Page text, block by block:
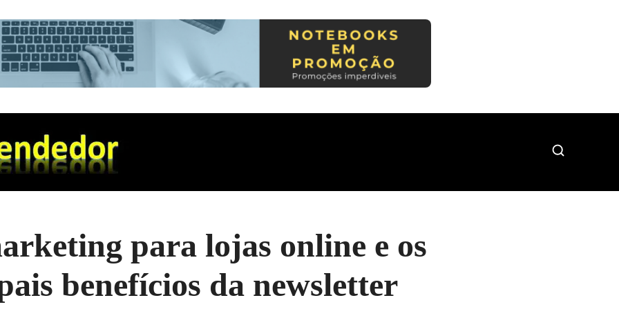
para lojas online e os
benefícios da newsletter